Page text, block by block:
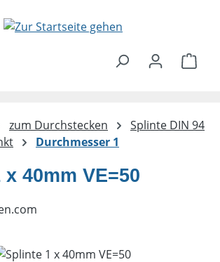
zum Durchstecken
Splinte DIN 94
Durchmesser 1
40mm VE=50